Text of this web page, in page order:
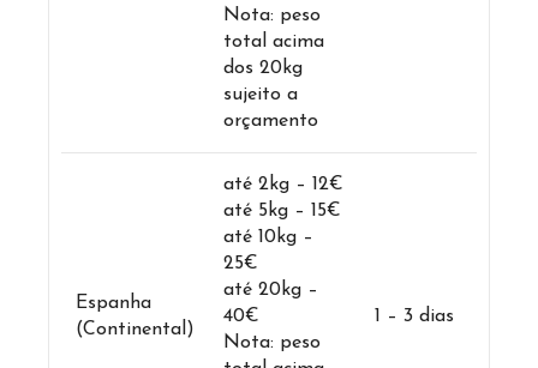
Nota: peso
total acima
dos 20kg
sujeito a
orçamento
Espanha
(Continental)
até 2kg – 12€
até 5kg – 15€
até 10kg –
25€
até 20kg –
40€
Nota: peso
1 – 3 dias